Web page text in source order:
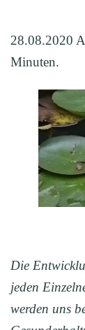
28.08.2020
Minuten.
Die
jeden
werden uns